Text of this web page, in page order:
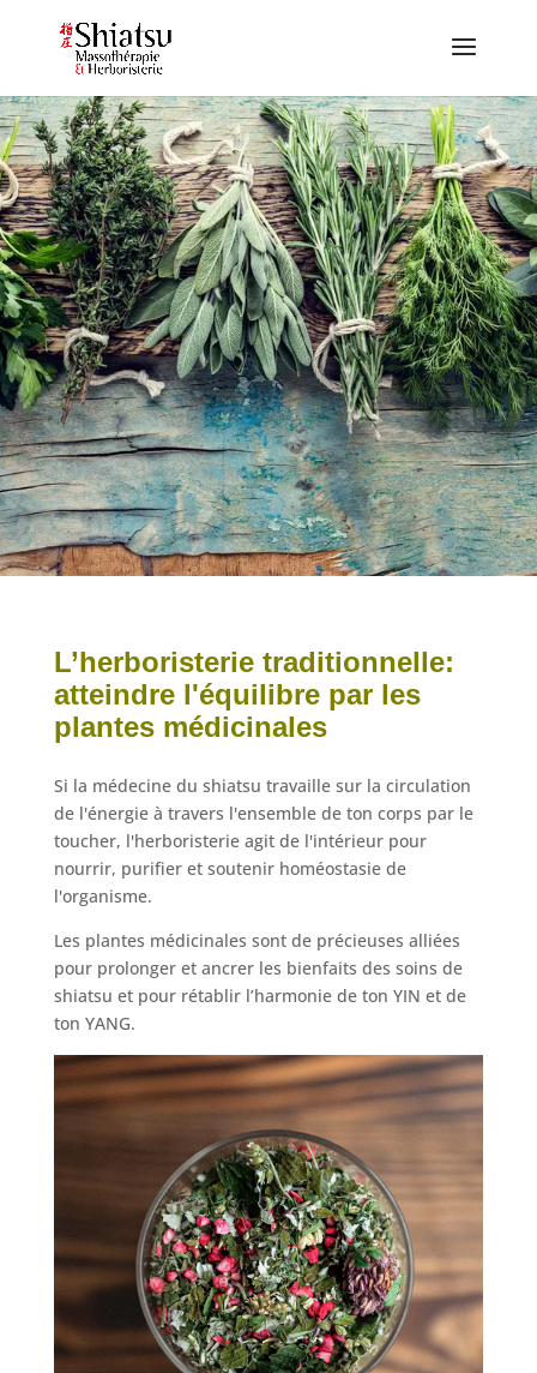
L’herboristerie traditionnelle:
atteindre l'équilibre par les
plantes médicinales
Si la médecine du shiatsu travaille sur la circulation
de l'énergie à travers l'ensemble de ton corps par le
toucher, l'herboristerie agit de l'intérieur pour
nourrir, purifier et soutenir homéostasie de
l'organisme.
Les plantes médicinales sont de précieuses alliées
pour prolonger et ancrer les bienfaits des soins de
shiatsu et pour rétablir l’harmonie de ton YIN et de
ton YANG.